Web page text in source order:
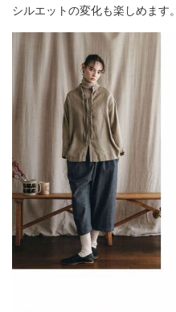
シルエットの変化も楽しめます。